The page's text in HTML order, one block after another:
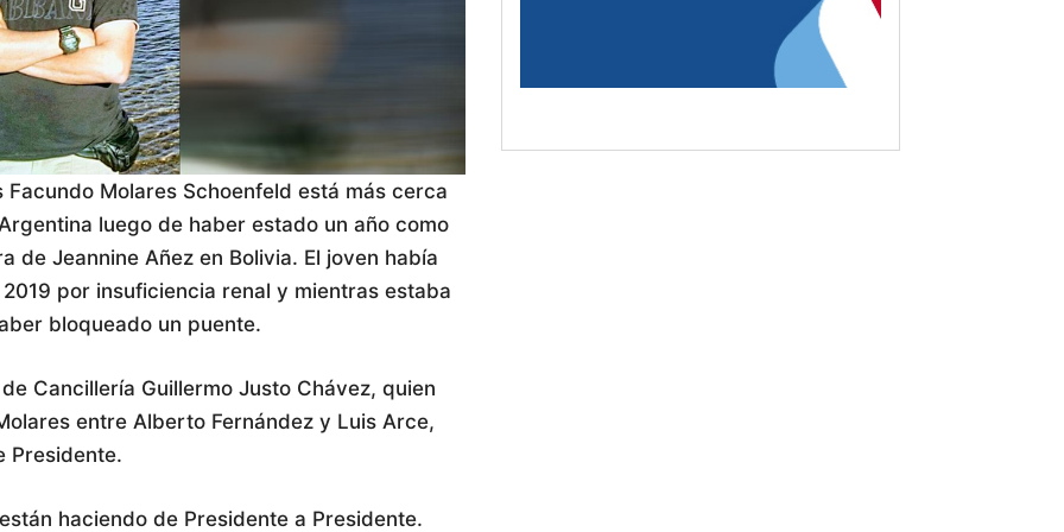
Molares Schoenfeld está más cerca
luego de haber estado un año como
Jeannine Añez en Bolivia. El joven había
por insuficiencia renal y mientras estaba
bloqueado un puente.
Cancillería Guillermo Justo Chávez, quien
entre Alberto Fernández y Luis Arce,
Presidente.
haciendo de Presidente a Presidente.